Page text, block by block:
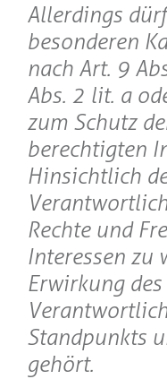
Allerdings
besonderen
nach Art. 9
Abs. 2 lit. a
zum Schutz
berechtigten
Hinsichtlich
Rechte und
Interessen zu
Erwirkung
Standpunkts
gehört.